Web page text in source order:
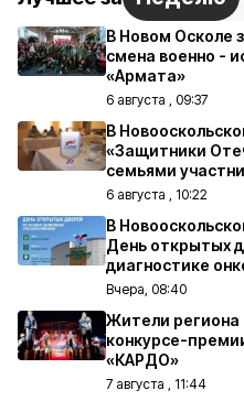
В Новом Осколе
смена военно -
«Армата»
6 августа , 09:37
В
«Защитники
семьями
6 августа , 10:22
В
День открытых
диагностике
Вчера, 08:40
Жители региона
конкурсе-
«КАРДО»
7 августа , 11:44